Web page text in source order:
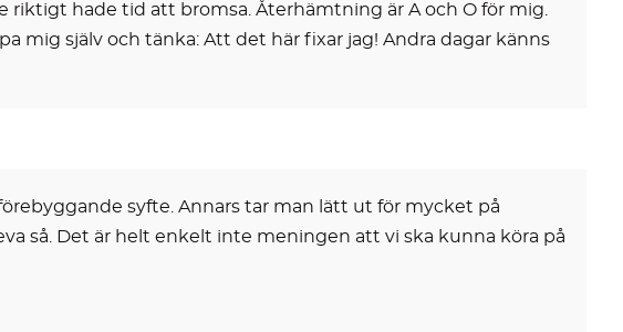
hade tid att bromsa. Återhämtning är A och O för mig.
mig själv och tänka: Att det här fixar jag! Andra dagar känns
syfte. Annars tar man lätt ut för mycket på
så. Det är helt enkelt inte meningen att vi ska kunna köra på